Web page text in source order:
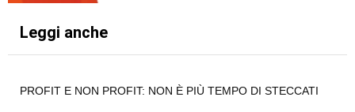
Leggi anche
PROFIT E NON PROFIT: NON È PIÙ TEMPO DI STECCATI